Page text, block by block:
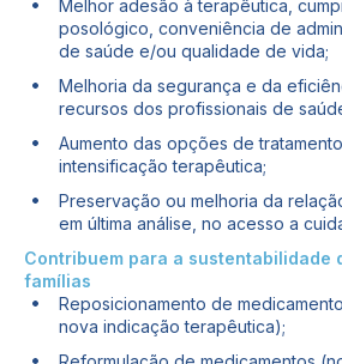
Melhor adesão à terapêutica,
posológico, conveniência de
de saúde e/ou qualidade de vida;
Melhoria da segurança e da
recursos dos profissionais de
Aumento das opções de
intensificação terapêutica;
Preservação ou melhoria da
em última análise, no acesso a
Contribuem para a sustentabilidade
famílias
Reposicionamento de
nova indicação terapêutica);